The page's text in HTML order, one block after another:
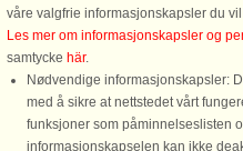
fra 11.118 NOK
våre valgfrie informasjonskapsler du
Les mer om informasjonskapsler og
samtycke här.
Nødvendige informasjonskapsler:
med å sikre at nettstedet vårt
funksjoner som påminnelseslisten
informasjonskapselen kan ikke